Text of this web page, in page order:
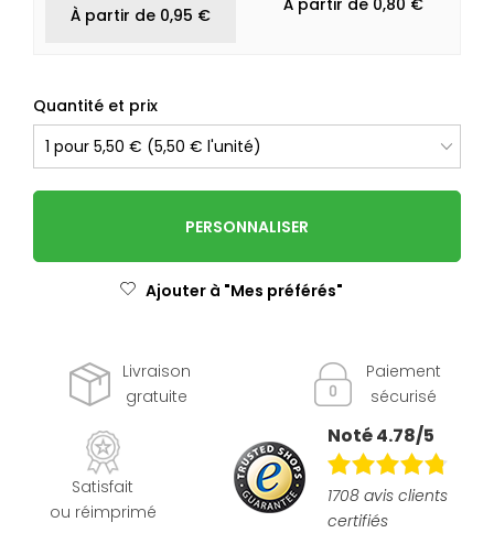
À partir de 0,95 €
À partir de 0,80 €
Quantité et prix
PERSONNALISER
Ajouter à "Mes préférés"
Livraison
gratuite
Paiement
sécurisé
Satisfait
ou réimprimé
Noté 4.78/5
1708 avis clients
certifiés